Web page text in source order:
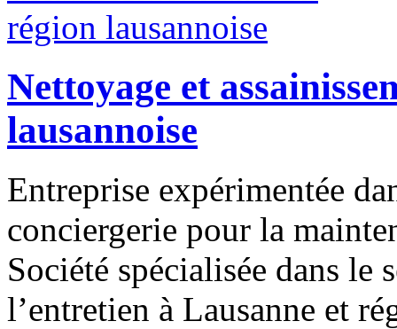
Nettoyage et
lausannoise
Entreprise expérimentée
conciergerie pour la
Société spécialisée dans le
l’entretien à Lausanne et